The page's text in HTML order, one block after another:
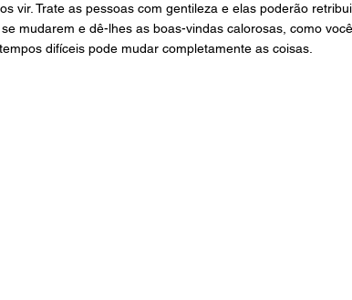
vir. Trate as pessoas com gentileza e elas poderão
mudarem e dê-lhes as boas-vindas calorosas, como
difíceis pode mudar completamente as coisas.